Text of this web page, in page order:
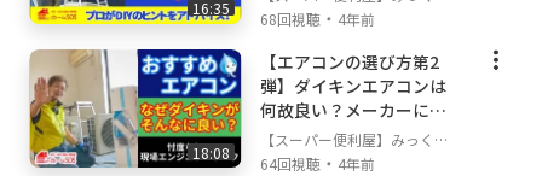
m/y2hfjoad
◆水のトラブル再生リストhttps://tinyurl.co
m/y4wun434
◆電気工事再生リスト
https://tinyurl.com/y
xo4pvuz
16:35
長が行く!
68回視聴 ・ 4年前
18:08
【エアコンの選び方第2
弾】ダイキンエアコンは
何故良い？メーカーに忖
度なしの現場コメント
【スーパー便利屋】みっく店
長が行く!
64回視聴 ・ 4年前